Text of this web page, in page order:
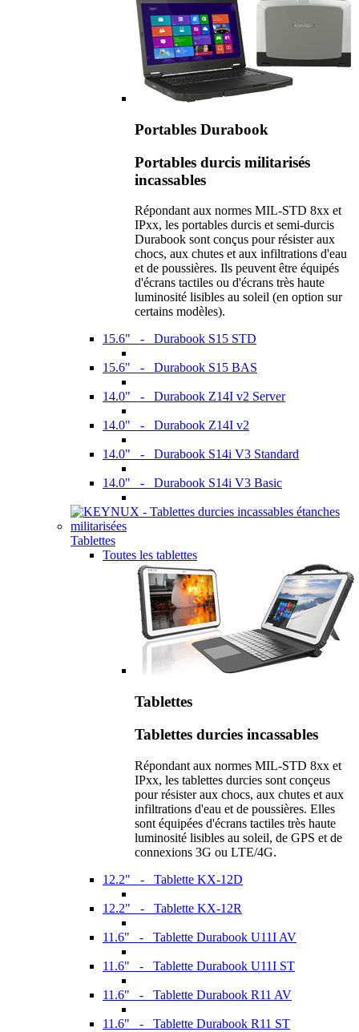
Portables Durabook
Portables durcis militarisés
incassables
Répondant aux normes MIL-STD 8xx et
IPxx, les portables durcis et semi-durcis
Durabook sont conçus pour résister aux
chocs, aux chutes et aux infiltrations d'eau
et de poussières. Ils peuvent être équipés
d'écrans tactiles ou d'écrans très haute
luminosité lisibles au soleil (en option sur
certains modèles).
15.6" - Durabook S15 STD
15.6" - Durabook S15 BAS
14.0" - Durabook Z14I v2 Server
14.0" - Durabook Z14I v2
14.0" - Durabook S14i V3 Standard
14.0" - Durabook S14i V3 Basic
Tablettes
Toutes les tablettes
Tablettes
Tablettes durcies incassables
Répondant aux normes MIL-STD 8xx et
IPxx, les tablettes durcies sont conçeus
pour résister aux chocs, aux chutes et aux
infiltrations d'eau et de poussières. Elles
sont équipées d'écrans tactiles très haute
luminosité lisibles au soleil, de GPS et de
connexions 3G ou LTE/4G.
12.2" - Tablette KX-12D
12.2" - Tablette KX-12R
11.6" - Tablette Durabook U11I AV
11.6" - Tablette Durabook U11I ST
11.6" - Tablette Durabook R11 AV
11.6" - Tablette Durabook R11 ST